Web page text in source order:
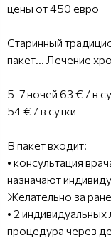
цены от 450 евро
Старинный
пакет… Лечение
5-7 ночей 63 € / в
54 € / в сутки
В пакет входит:
• консультация
назначают
Желательно за
• 2
процедура через